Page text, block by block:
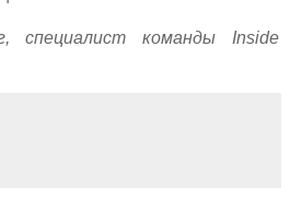
специалист команды Inside